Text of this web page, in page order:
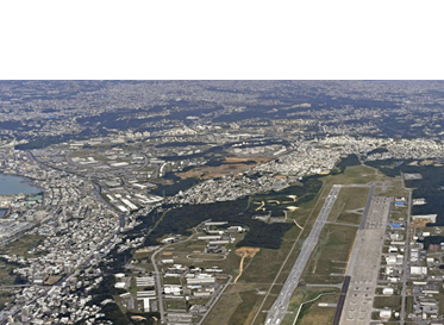
習式妙語 央視快評 央視網評 光華銳評 鋒面
道 VR/AR 4K專區 全景新聞
入列 人生第一次 人生第二次
奧會 CBA NBA 中超 國足 國際足球
體育江湖 文化體育 冰雪道路 足球道路